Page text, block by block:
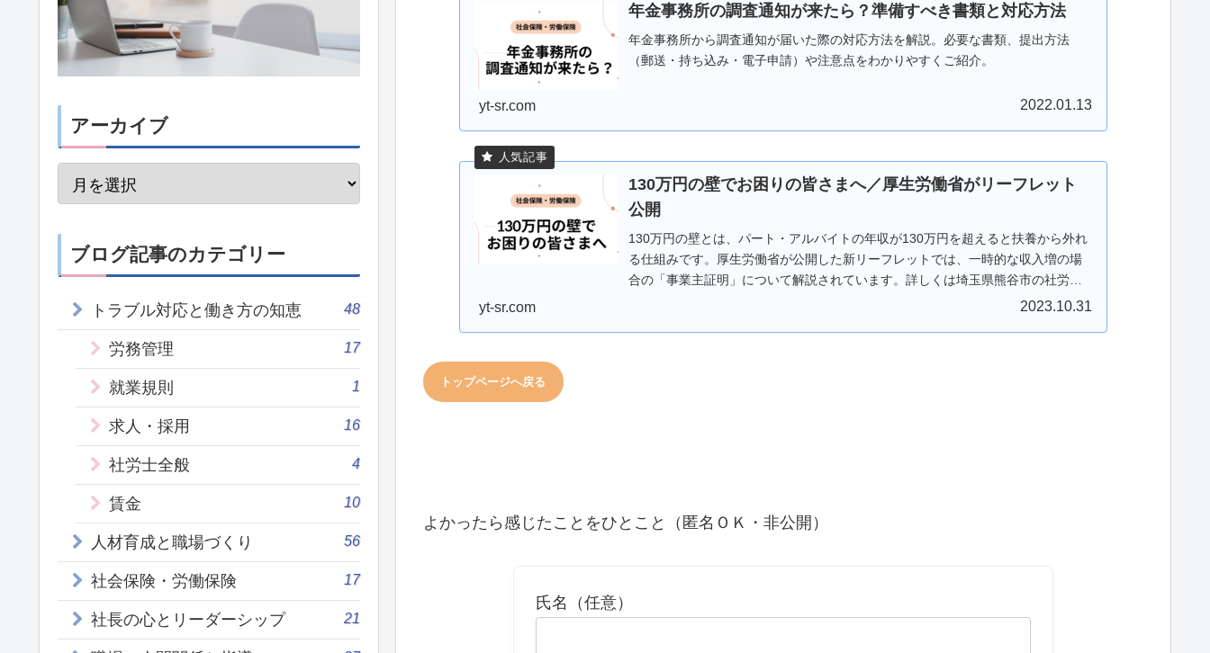
年金事務所の調査通知が来たら？準備すべき書類と対応方法
年金事務所から調査通知が届いた際の対応方法を解説。必要な書類、提出方法
（郵送・持ち込み・電子申請）や注意点をわかりやすくご紹介。
yt-sr.com 2022.01.13
130万円の壁でお困りの皆さまへ／厚生労働省がリーフレット
公開
130万円の壁とは、パート・アルバイトの年収が130万円を超えると扶養から外れ
る仕組みです。厚生労働省が公開した新リーフレットでは、一時的な収入増の場
合の「事業主証明」について解説されています。詳しくは埼玉県熊谷市の社労士
yt-sr.com 2023.10.31
トップページへ戻る
よかったら感じたことをひとこと（匿名ＯＫ・非公開）
氏名（任意）
アーカイブ
ブログ記事のカテゴリー
トラブル対応と働き方の知恵 48
労務管理 17
就業規則 1
求人・採用 16
社労士全般 4
賃金 10
人材育成と職場づくり 56
社会保険・労働保険 17
社長の心とリーダーシップ 21